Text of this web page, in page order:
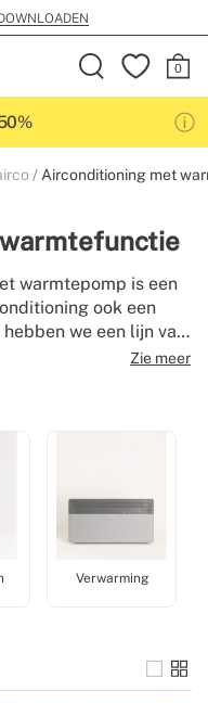
Airconditioning met
warmtepomp is een
ook een
we een lijn van
om de grootste
Zie meer
Verwarming